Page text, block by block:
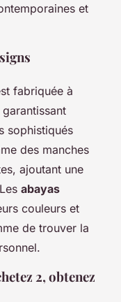
et
fabriquée à
sophistiqués
des manches
ajoutant une
abayas
couleurs et
de trouver la
2, obtenez